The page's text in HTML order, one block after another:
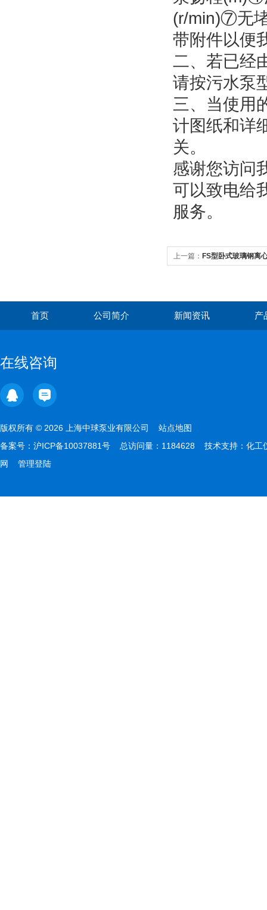
(r/min)⑦无
带附件以便
二、若已经
请按污水泵
三、当使用
计图纸和详
关。
感谢您访问
可以致电给
服务。
上一篇： FS型卧式玻璃钢离
首页 公司简介 新闻资讯 产
在线咨询
版权所有 © 2026 上海中球泵业有限公司 站点地图
备案号： 沪ICP备10037881号 总访问量：1184628 技术支持： 化工
网
管理登陆